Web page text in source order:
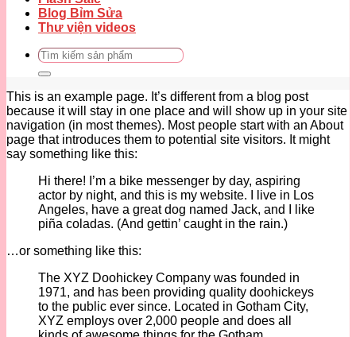
Blog Bỉm Sửa
Thư viện videos
Tìm
This is an example page. It’s different from a blog post
because it will stay in one place and will show up in your site
navigation (in most themes). Most people start with an About
page that introduces them to potential site visitors. It might
say something like this:
Hi there! I’m a bike messenger by day, aspiring
actor by night, and this is my website. I live in Los
Angeles, have a great dog named Jack, and I like
piña coladas. (And gettin’ caught in the rain.)
…or something like this:
The XYZ Doohickey Company was founded in
1971, and has been providing quality doohickeys
to the public ever since. Located in Gotham City,
XYZ employs over 2,000 people and does all